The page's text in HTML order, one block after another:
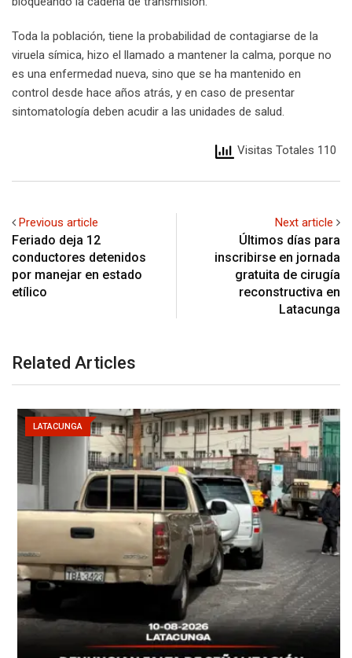
Toda la población, tiene la probabilidad de contagiarse de la
viruela símica, hizo el llamado a mantener la calma, porque no
es una enfermedad nueva, sino que se ha mantenido en
control desde hace años atrás, y en caso de presentar
sintomatología deben acudir a las unidades de salud.
Visitas Totales 110
Previous article
Feriado deja 12
conductores detenidos
por manejar en estado
etílico
Next article
Últimos días para
inscribirse en jornada
gratuita de cirugía
reconstructiva en
Latacunga
Related Articles
LATACUNGA